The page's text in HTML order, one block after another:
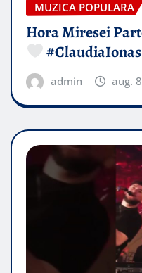
MUZICA POPULARA
Hora Miresei
admin aug.